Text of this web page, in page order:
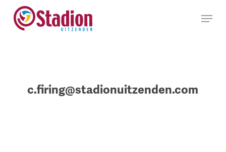
naar
hoofdinhoud
Menu
c.firing@stadionuitzenden.com